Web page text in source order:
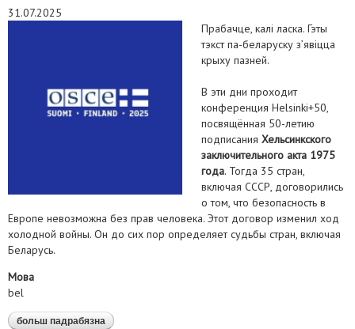
31.07.2025
Прабачце, калі ласка. Гэты
тэкст па-беларуску з’явіцца
крыху пазней.
В эти дни проходит
конференция Helsinki+50,
посвящённая 50-летию
подписания Хельсинкского
заключительного акта 1975
года. Тогда 35 стран,
включая СССР, договорились
о том, что безопасность в
Европе невозможна без прав человека. Этот договор изменил ход
холодной войны. Он до сих пор определяет судьбы стран, включая
Беларусь.
Мова
bel
больш падрабязна аб 50 гадоў хельсінкскаму акту: чаму гэта важна